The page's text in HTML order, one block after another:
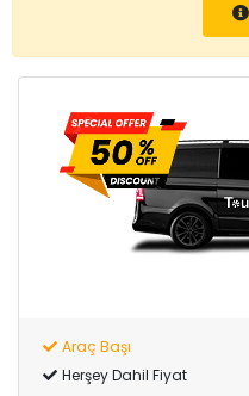
Araç Başı
Herşey Dahil Fiyat